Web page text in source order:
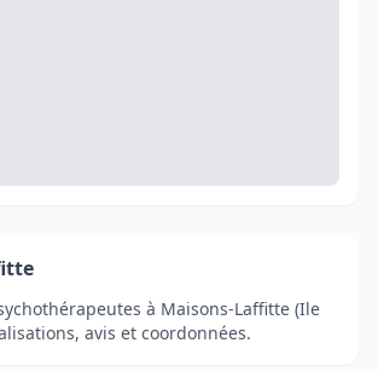
à Maisons-Laffitte (Ile
avis et coordonnées.